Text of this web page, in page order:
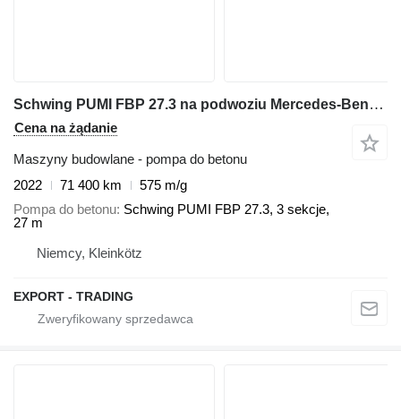
Schwing PUMI FBP 27.3 na podwoziu Mercedes-Benz Actros 3240
Cena na żądanie
Maszyny budowlane - pompa do betonu
2022
71 400 km
575 m/g
Pompa do betonu Schwing PUMI FBP 27.3, 3 sekcje,
27 m
Niemcy, Kleinkötz
EXPORT - TRADING